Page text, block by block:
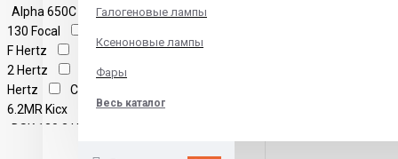
Галогеновые лампы
Ксеноновые лампы
Фары
Весь каталог
Alpha 650C Infinity
Auditor RSE-
130 Focal
F Hertz
CK 165 Hertz
CK 165 L
2 Hertz
CPK 165 2-Way system
Hertz
CS-JS600 JVC
6.2MR Kicx
DPK 165.3 Hertz
DSK 130.3 Hertz